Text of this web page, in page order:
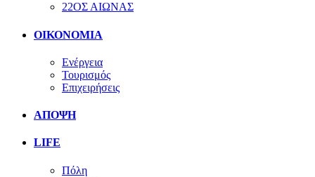
22ΟΣ ΑΙΩΝΑΣ
ΟΙΚΟΝΟΜΙΑ
Ενέργεια
Τουρισμός
Επιχειρήσεις
ΑΠΟΨΗ
LIFE
Πόλη